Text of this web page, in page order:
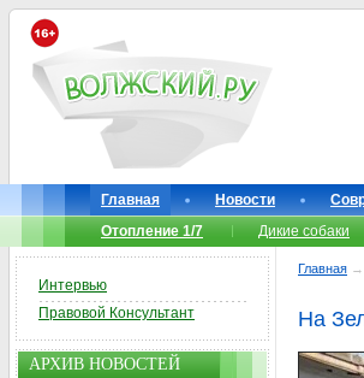
Главная Новости
Отопление 1/7
Дикие собаки
Главная →
На
Интервью
Правовой Консультант
АРХИВ НОВОСТЕЙ